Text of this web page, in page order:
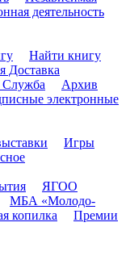
деятельность
Найти книгу
Доставка
Служба
Архив
электронные
Игры
ЯГОО
МБА «Молодо-
копилка
Премии